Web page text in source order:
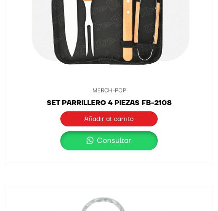
MERCH-POP
SET PARRILLERO 4 PIEZAS FB-2108
Añadir al carrito
Consultar